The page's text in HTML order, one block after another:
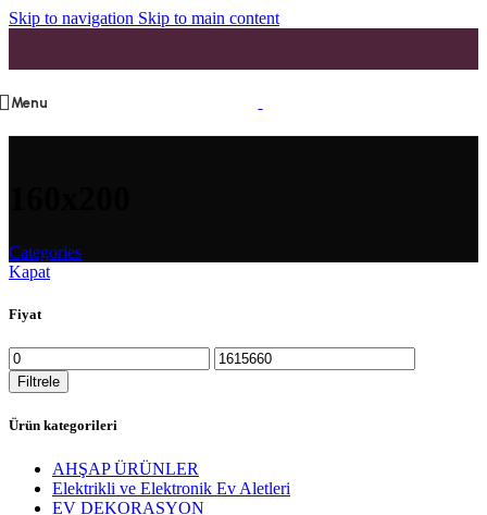
Skip to navigation Skip to main content
Menu
Categories
Kapat
Fiyat
Filtrele
Ürün kategorileri
AHŞAP ÜRÜNLER
Elektrikli ve Elektronik Ev Aletleri
EV DEKORASYON